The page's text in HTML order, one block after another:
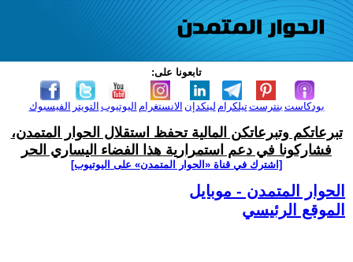
تابعونا على:
الفيسبوك التويتر اليوتيوب الانستغرام لينكدإن تيلكرامبنترست بودكاست
تبرعاتكم وتبرعاتكن المالية تحفظ استقلال الحوار المتمدن،
فشاركونا في دعم استمرارية هذا الفضاء اليساري الحر
[اشترك في قناة ‫«الحوار المتمدن» على اليوتيوب]
الحوار المتمدن - موبايل
الموقع الرئيسي